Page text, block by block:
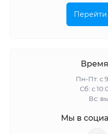
Перейти
Пн-Пт: с
Сб: с
Вс:
Мы в